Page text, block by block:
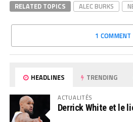
RELATED TOPICS ALEC BURKS
1 COMMENT
HEADLINES TRENDING
ACTUALITÉS
Derrick White et le